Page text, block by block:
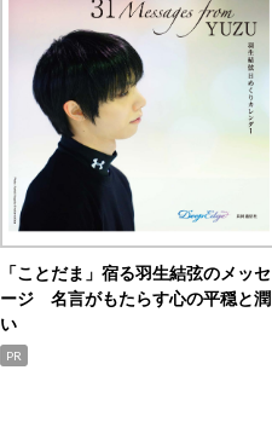
「ことだま」宿る羽生結弦のメッセ
ージ 名言がもたらす心の平穏と潤
い
PR